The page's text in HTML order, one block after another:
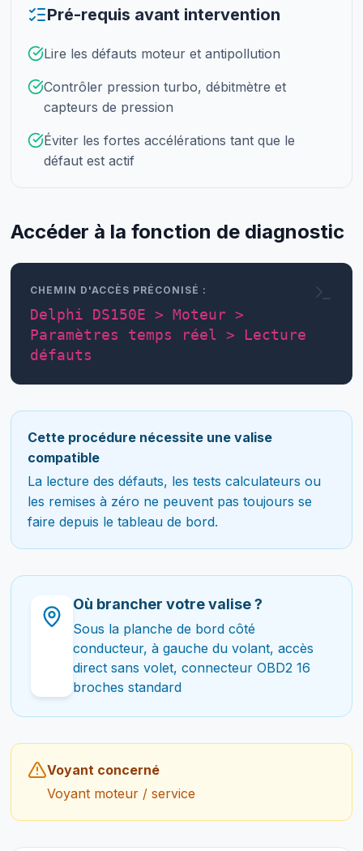
Pré-requis avant intervention
Lire les défauts moteur et antipollution
Contrôler pression turbo, débitmètre et
capteurs de pression
Éviter les fortes accélérations tant que le
défaut est actif
Accéder à la fonction de diagnostic
CHEMIN D'ACCÈS PRÉCONISÉ :
Delphi DS150E > Moteur >
Paramètres temps réel > Lecture
défauts
Cette procédure nécessite une valise
compatible
La lecture des défauts, les tests calculateurs ou
les remises à zéro ne peuvent pas toujours se
faire depuis le tableau de bord.
Où brancher votre valise ?
Sous la planche de bord côté
conducteur, à gauche du volant, accès
direct sans volet, connecteur OBD2 16
broches standard
Voyant concerné
Voyant moteur / service